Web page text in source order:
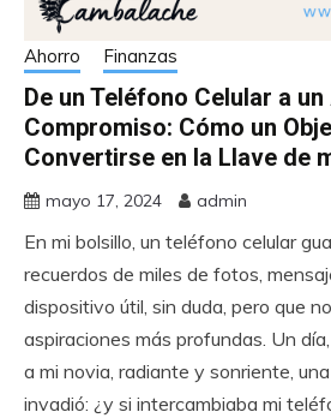
Ahorro Finanzas
De un Teléfono Celular a
Compromiso: Cómo un
Convertirse en la Llave de
mayo 17, 2024 admin
En mi bolsillo, un teléfono celular
recuerdos de miles de fotos,
dispositivo útil, sin duda, pero que
aspiraciones más profundas. Un
a mi novia, radiante y sonriente,
invadió: ¿y si intercambiaba mi